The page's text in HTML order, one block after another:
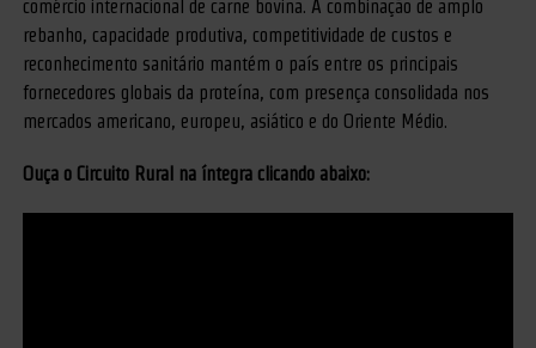
comércio internacional de carne bovina. A combinação de amplo
rebanho, capacidade produtiva, competitividade de custos e
reconhecimento sanitário mantém o país entre os principais
fornecedores globais da proteína, com presença consolidada nos
mercados americano, europeu, asiático e do Oriente Médio.
Ouça o Circuito Rural na íntegra clicando abaixo: